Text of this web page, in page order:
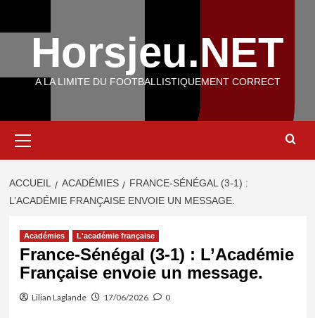
Horsjeu.NET
A LA LIMITE DU FOOTBALLISTIQUEMENT CORRECT
principal
ACCUEIL ACADÉMIES
FRANCE-SÉNÉGAL (3-1) :
L’ACADÉMIE FRANÇAISE ENVOIE UN MESSAGE.
Académies L'académie française
France-Sénégal (3-1) : L’Académie
Française envoie un message.
Lilian Laglande 17/06/2026 0